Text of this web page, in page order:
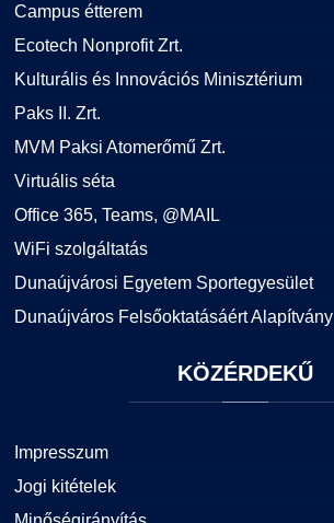
Campus étterem
Ecotech Nonprofit Zrt.
Kulturális és Innovációs Minisztérium
Paks II. Zrt.
MVM Paksi Atomerőmű Zrt.
Virtuális séta
Office 365, Teams, @MAIL
WiFi szolgáltatás
Dunaújvárosi Egyetem Sportegyesület
Dunaújváros Felsőoktatásáért Alapítvány
KÖZÉRDEKŰ
Impresszum
Jogi kitételek